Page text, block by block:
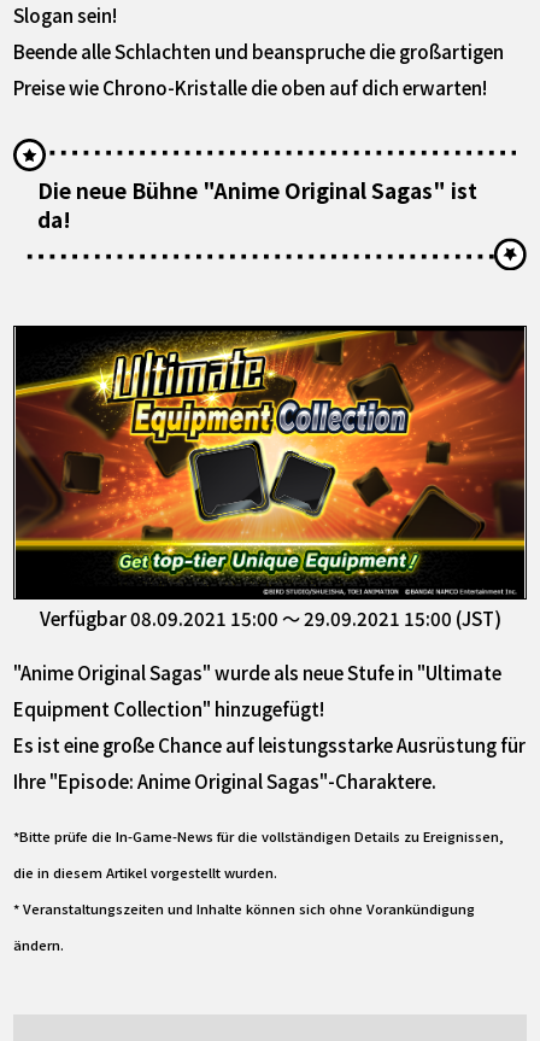
Slogan sein!
Beende alle Schlachten und beanspruche die großartigen
Preise wie Chrono-Kristalle die oben auf dich erwarten!
Die neue Bühne "Anime Original Sagas" ist
da!
Verfügbar 08.09.2021 15:00 ～ 29.09.2021 15:00 (JST)
"Anime Original Sagas" wurde als neue Stufe in "Ultimate
Equipment Collection" hinzugefügt!
Es ist eine große Chance auf leistungsstarke Ausrüstung für
Ihre "Episode: Anime Original Sagas"-Charaktere.
*Bitte prüfe die In-Game-News für die vollständigen Details zu Ereignissen,
die in diesem Artikel vorgestellt wurden.
* Veranstaltungszeiten und Inhalte können sich ohne Vorankündigung
ändern.